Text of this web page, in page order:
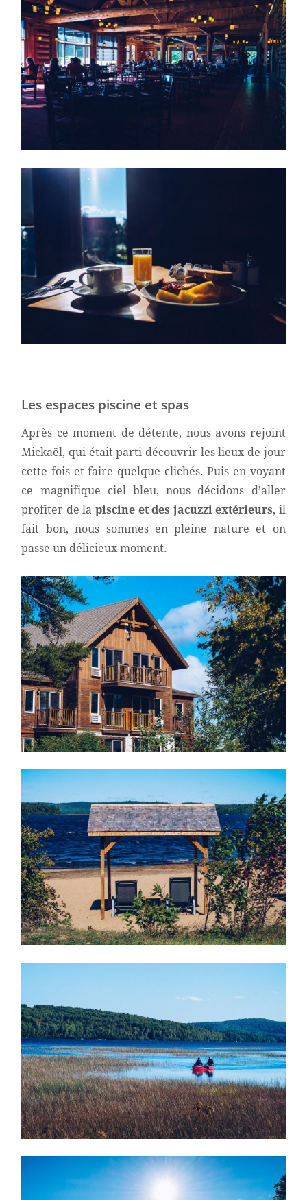
Les espaces piscine et spas
Après ce moment de détente, nous avons rejoint
Mickaël, qui était parti découvrir les lieux de jour
cette fois et faire quelque clichés. Puis en voyant
ce magnifique ciel bleu, nous décidons d’aller
profiter de la piscine et des jacuzzi extérieurs, il
fait bon, nous sommes en pleine nature et on
passe un délicieux moment.